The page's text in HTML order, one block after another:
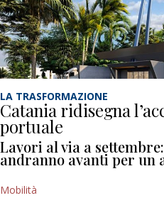
LA TRASFORMAZIONE
Catania ridisegna
portuale
Lavori al via a
andranno avanti per un
Mobilità